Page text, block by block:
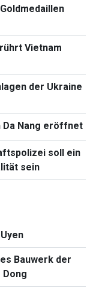
Vietnam
der Ukraine
Da Nang eröffnet
soll ein
sein
Bauwerk der